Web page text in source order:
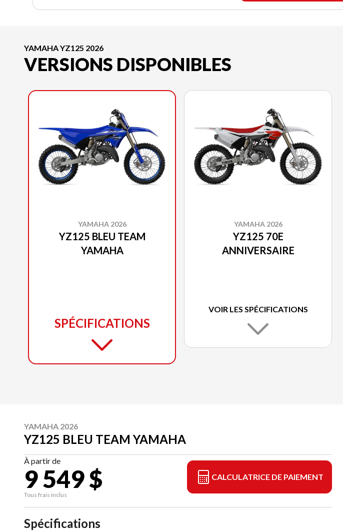
YAMAHA YZ125 2026
VERSIONS DISPONIBLES
YAMAHA 2026
YZ125 BLEU TEAM
YAMAHA
SPÉCIFICATIONS
YAMAHA 2026
YZ125 70E
ANNIVERSAIRE
VOIR LES SPÉCIFICATIONS
YAMAHA 2026
YZ125 BLEU TEAM YAMAHA
À partir de
9 549 $
Tous frais inclus
CALCULATRICE DE PAIEMENT
Spécifications